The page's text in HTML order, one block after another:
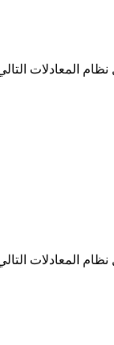
المعادلات
المعادلات